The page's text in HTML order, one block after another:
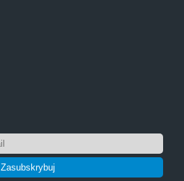
Zasubskrybuj